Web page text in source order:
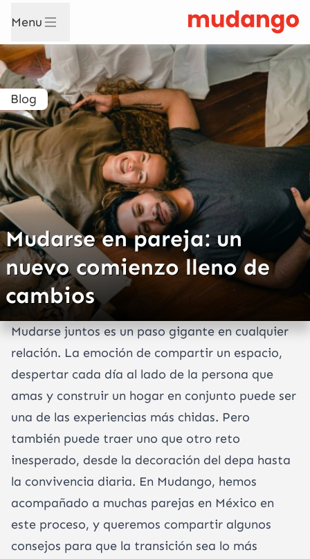
Menu
Mudarse en pareja: un
nuevo comienzo lleno de
cambios
Blog
Mudarse juntos es un paso gigante en cualquier
relación. La emoción de compartir un espacio,
despertar cada día al lado de la persona que
amas y construir un hogar en conjunto puede ser
una de las experiencias más chidas. Pero
también puede traer uno que otro reto
inesperado, desde la decoración del depa hasta
la convivencia diaria. En Mudango, hemos
acompañado a muchas parejas en México en
este proceso, y queremos compartir algunos
consejos para que la transición sea lo más